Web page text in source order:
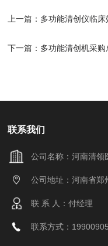
上一篇： 多功能清创仪临
下一篇： 多功能清创机采
联系我们
公司名称：河南清领
公司地址：河南省郑
联 系 人：付经理
联系方式：